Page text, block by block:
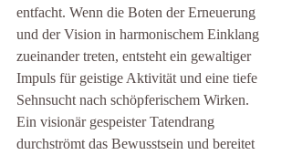
entfacht. Wenn die Boten der Erneuerung
und der Vision in harmonischem Einklang
zueinander treten, entsteht ein gewaltiger
Impuls für geistige Aktivität und eine tiefe
Sehnsucht nach schöpferischem Wirken.
Ein visionär gespeister Tatendrang
durchströmt das Bewusstsein und bereitet